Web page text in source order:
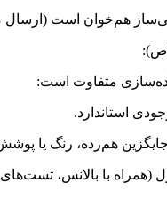
متفاوت است: